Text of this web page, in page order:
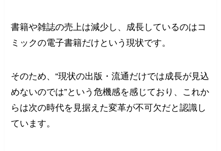
書籍や雑誌の売上は減少し、成長しているのはコ
ミックの電子書籍だけという現状です。
そのため、“現状の出版・流通だけでは成長が見込
めないのでは”という危機感を感じており、これか
らは次の時代を見据えた変革が不可欠だと認識し
ています。